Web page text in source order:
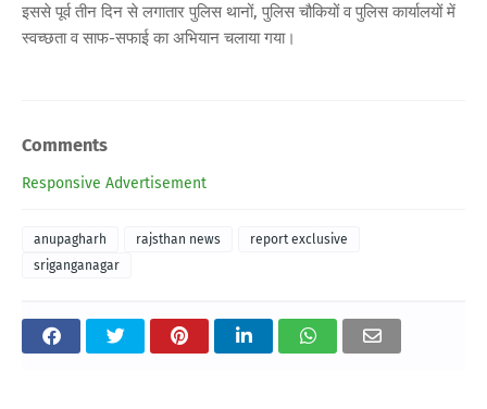
इससे पूर्व तीन दिन से लगातार पुलिस थानों, पुलिस चौकियों व पुलिस कार्यालयों में
स्वच्छता व साफ-सफाई का अभियान चलाया गया।
Comments
Responsive Advertisement
anupagharh rajsthan news
report exclusive
sriganganagar